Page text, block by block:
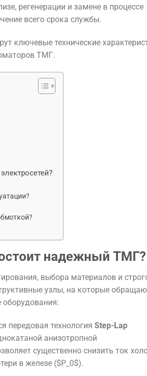
регенерации и замене в процессе
всего срока службы.
ключевые технические
ТМГ.
надежный ТМГ?
выбора материалов и
узлы, на которые
передовая технология Step-Lap
анизотропной
существенно снизить ток
в железе ($P_0$).